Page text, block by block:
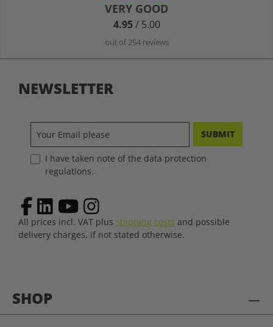
Average rating of 4.9 out of 5 stars
VERY GOOD
4.95/ 5.00
out of 254 reviews
SHOP
NEWSLETTER
SUBMIT
I have taken note of the data protection
regulations.
All prices incl. VAT plus shipping costs and possible
delivery charges, if not stated otherwise.